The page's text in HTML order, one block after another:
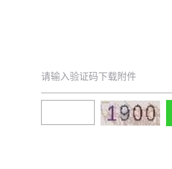
请输入验证码下载附件